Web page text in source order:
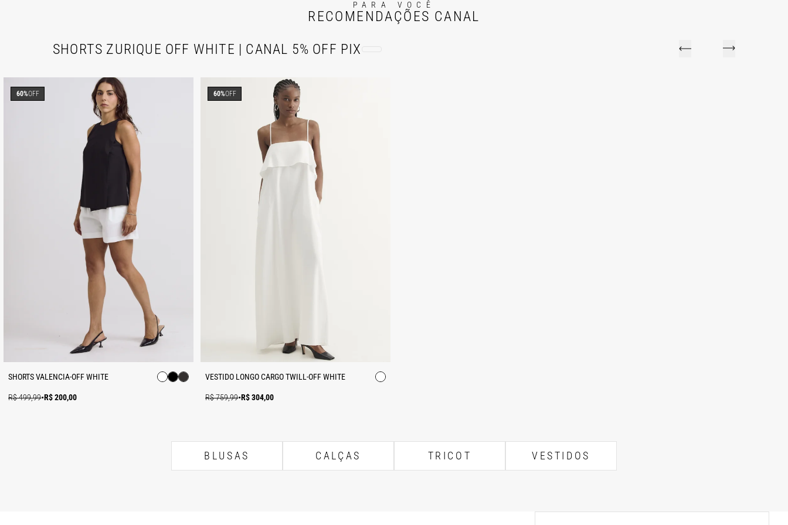
PARA VOCÊ
RECOMENDAÇÕES CANAL
SHORTS ZURIQUE OFF WHITE | CANAL 5% OFF PIX
SHORTS VALENCIA-OFF WHITE
R$ 499,99•R$ 200,00
60%OFF
VESTIDO LONGO CARGO TWILL-OFF WHITE
R$ 759,99•R$ 304,00
60%OFF
BLUSAS CALÇAS TRICOT VESTIDOS